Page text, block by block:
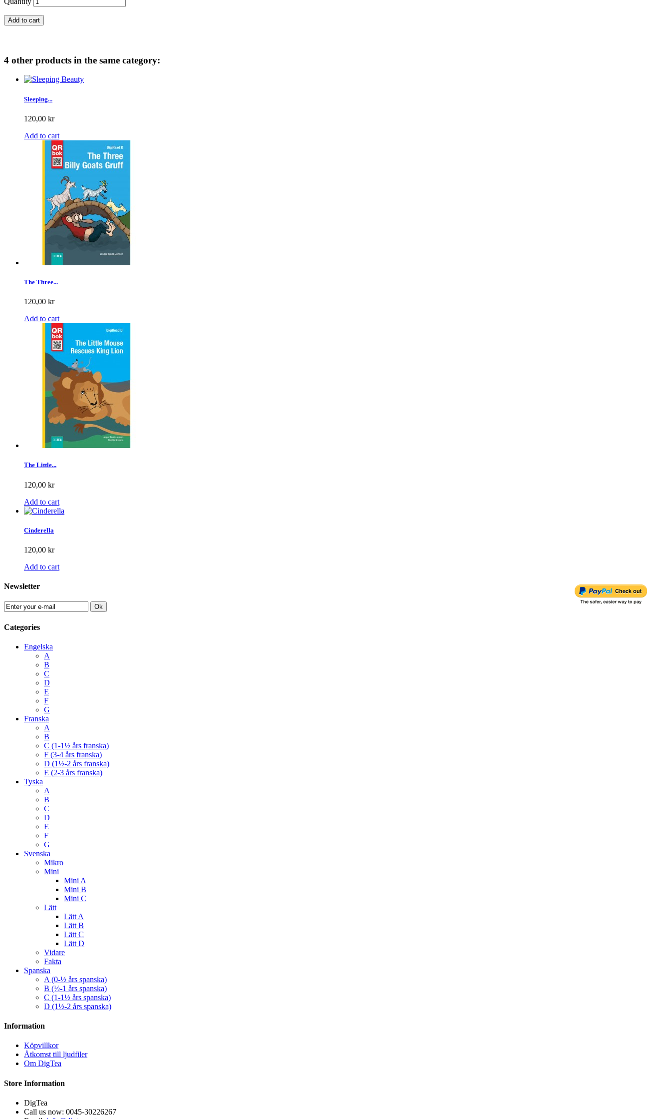
Add to cart
4 other products in the same category:
Sleeping...
120,00 kr
Add to cart
The Three...
120,00 kr
Add to cart
The Little...
120,00 kr
Add to cart
Cinderella
120,00 kr
Add to cart
Newsletter
Ok
Categories
Engelska
A
B
C
D
E
F
G
Franska
A
B
C (1-1½ års franska)
F (3-4 års franska)
D (1½-2 års franska)
E (2-3 års franska)
Tyska
A
B
C
D
E
F
G
Svenska
Mikro
Mini
Mini A
Mini B
Mini C
Lätt
Lätt A
Lätt B
Lätt C
Lätt D
Vidare
Fakta
Spanska
A (0-½ års spanska)
B (½-1 års spanska)
C (1-1½ års spanska)
D (1½-2 års spanska)
Information
Köpvillkor
Åtkomst till ljudfiler
Om DigTea
Store Information
DigTea
Call us now: 0045-30226267